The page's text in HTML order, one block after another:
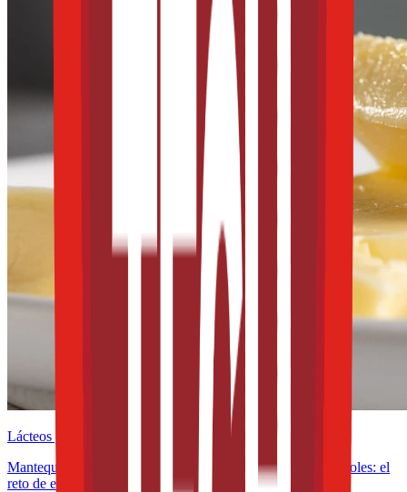
Lácteos y derivados
Mantequillas y untables funcionales con omega-3 y fitoesteroles: el
reto de estabilidad frente a la oxidación